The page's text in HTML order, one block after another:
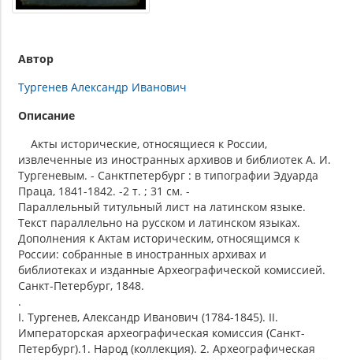
Автор
Тургенев Александр Иванович
Описание
Акты исторические, относящиеся к России,
извлеченные из иностранных архивов и библиотек А. И.
Тургеневым. - Санктпетербург : в типографии Эдуарда
Праца, 1841-1842. -2 т. ; 31 см. -
Параллельный титульный лист на латинском языке.
Текст параллельно на русском и латинском языках.
Дополнения к Актам историческим, относящимся к
России: собранные в иностранных архивах и
библиотеках и изданные Археографической комиссией.
Санкт-Петербург, 1848.
.
I. Тургенев, Александр Иванович (1784-1845). II.
Императорская археографическая комиссия (Санкт-
Петербург).1. Народ (коллекция). 2. Археографическая